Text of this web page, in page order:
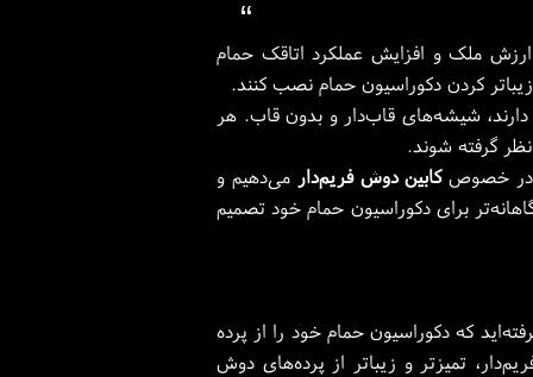
“
ملک و افزایش عملکرد اتاقک حمام
کردن دکوراسیون حمام نصب کنند.
شیشه‌های قاب‌دار و بدون قاب. هر
گرفته شوند.
در خصوصکابین دوش فریم‌دار می‌دهیم و
برای دکوراسیون حمام خود تصمیم
که دکوراسیون حمام خود را از پرده
تمیزتر و زیباتر از پرده‌های دوش